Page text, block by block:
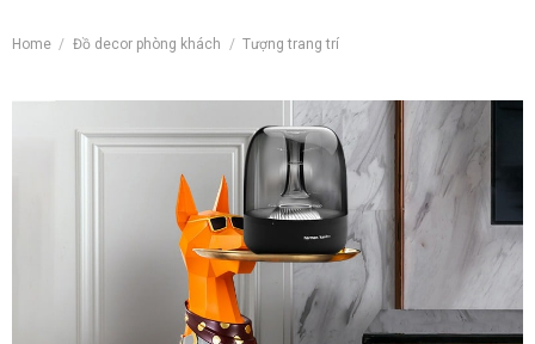
Home / Đồ decor phòng khách / Tượng trang trí